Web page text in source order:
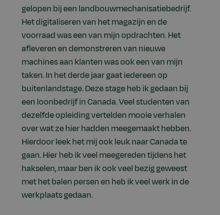
gelopen bij een landbouwmechanisatiebedrijf.
Het digitaliseren van het magazijn en de
voorraad was een van mijn opdrachten. Het
afleveren en demonstreren van nieuwe
machines aan klanten was ook een van mijn
taken. In het derde jaar gaat iedereen op
buitenlandstage. Deze stage heb ik gedaan bij
een loonbedrijf in Canada. Veel studenten van
dezelfde opleiding vertelden mooie verhalen
over wat ze hier hadden meegemaakt hebben.
Hierdoor leek het mij ook leuk naar Canada te
gaan. Hier heb ik veel meegereden tijdens het
hakselen, maar ben ik ook veel bezig geweest
met het balen persen en heb ik veel werk in de
werkplaats gedaan.